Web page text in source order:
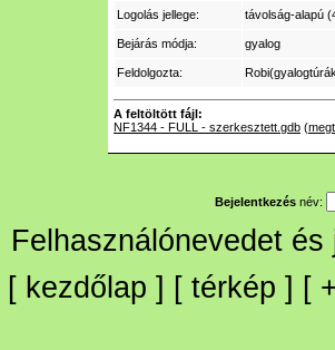
Logolás jellege: távolság-alapú
Bejárás módja: gyalog
Feldolgozta:
A feltöltött fájl:
NF1344 - FULL - szerkesztett.gdb (
Bejelentkezés név:
Felhasználónevedet
[ kezdőlap ] [ térkép ] [